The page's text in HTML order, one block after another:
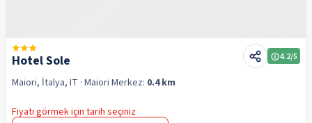
Hotel Sole 4.2/5
Maiori, İtalya, IT · Maiori Merkez: 0.4 km
Fiyatı görmek için tarih seçiniz